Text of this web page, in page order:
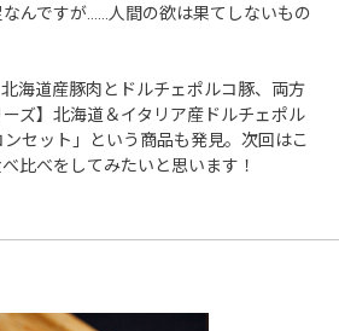
んですが……人間の欲は果てしないもの
海道産豚肉とドルチェポルコ豚、両方
ズ】北海道＆イタリア産ドルチェポル
セット」という商品も発見。次回はこ
比べをしてみたいと思います！